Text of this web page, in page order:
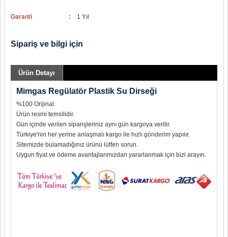
Garanti : 1 Yıl
Sipariş ve bilgi için
Ürün Detayı
Mimgas Regülatör Plastik Su Dirseği
%100 Orijinal.
Ürün resmi temsilidir.
Gün içinde verilen siparişleriniz aynı gün kargoya verilir.
Türkiye'nin her yerine anlaşmalı kargo ile hızlı gönderim yapılır.
Sitemizde bulamadığınız ürünü lütfen sorun.
Uygun fiyat ve ödeme avantajlarımızdan yararlanmak için bizi arayın.